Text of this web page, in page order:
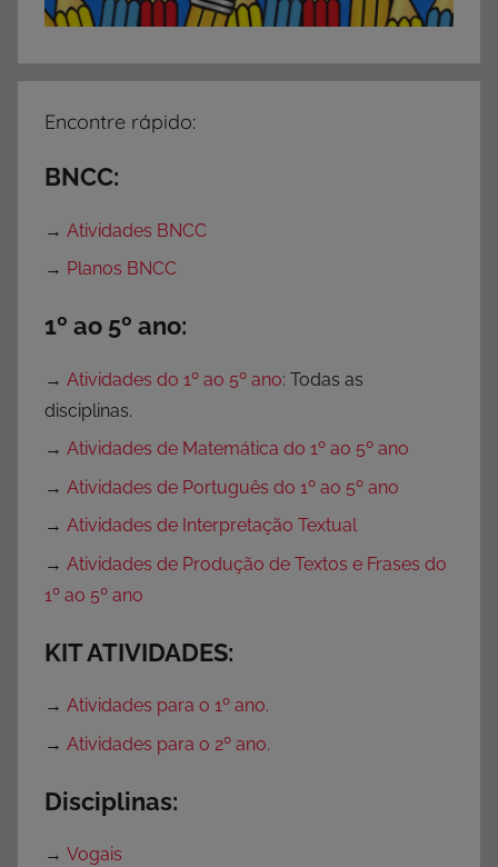
o
e
Encontre rápido:
BNCC:
→ Atividades BNCC
→ Planos BNCC
1º ao 5º ano:
→ Atividades do 1º ao 5º ano: Todas as
disciplinas.
→ Atividades de Matemática do 1º ao 5º ano
→ Atividades de Português do 1º ao 5º ano
→ Atividades de Interpretação Textual
→ Atividades de Produção de Textos e Frases do
1º ao 5º ano
KIT ATIVIDADES:
→ Atividades para o 1º ano.
→ Atividades para o 2º ano.
Disciplinas:
→ Vogais